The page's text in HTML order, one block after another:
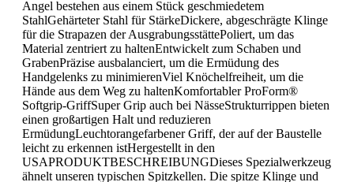
Angel bestehen aus einem Stück geschmiedetem
StahlGehärteter Stahl für StärkeDickere, abgeschrägte Klinge
für die Strapazen der AusgrabungsstättePoliert, um das
Material zentriert zu haltenEntwickelt zum Schaben und
GrabenPräzise ausbalanciert, um die Ermüdung des
Handgelenks zu minimierenViel Knöchelfreiheit, um die
Hände aus dem Weg zu haltenKomfortabler ProForm®
Softgrip-GriffSuper Grip auch bei NässeStrukturrippen bieten
einen großartigen Halt und reduzieren
ErmüdungLeuchtorangefarbener Griff, der auf der Baustelle
leicht zu erkennen istHergestellt in den
USAPRODUKTBESCHREIBUNGDieses Spezialwerkzeug
ähnelt unseren typischen Spitzkellen. Die spitze Klinge und